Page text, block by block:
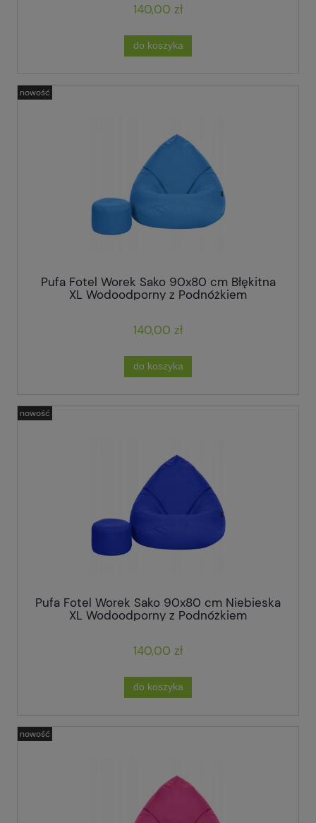
140,00 zł
do koszyka
Pufa Fotel Worek Sako 90x80 cm Błękitna
XL Wodoodporny z Podnóżkiem
140,00 zł
do koszyka
nowość
Pufa Fotel Worek Sako 90x80 cm Niebieska
XL Wodoodporny z Podnóżkiem
140,00 zł
do koszyka
nowość
nowość